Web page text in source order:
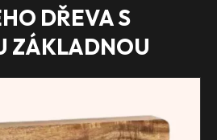
DŘEVA S
ZÁKLADNOU